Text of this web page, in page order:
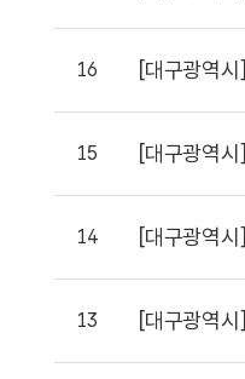
16 [대구광역시]
15 [대구광역시]
14 [대구광역시]
13 [대구광역시]